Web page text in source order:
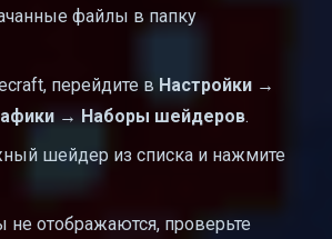
файлы в папку
перейдите в Настройки →
→ Наборы шейдеров.
шейдер из списка и нажмите
не отображаются, проверьте